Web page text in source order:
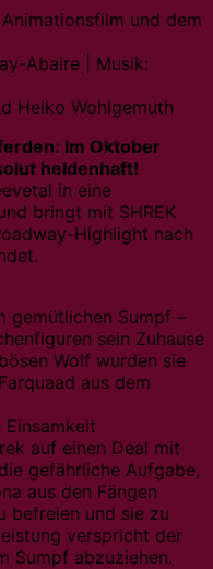
und dem
Abaire | Musik:
Heiko Wohlgemuth
Im Oktober
heldenhaft!
in eine
bringt mit SHREK
Highlight nach
gemütlichen Sumpf –
sein Zuhause
Wolf wurden sie
aus dem
auf einen Deal mit
gefährliche Aufgabe,
aus den Fängen
befreien und sie zu
verspricht der
Sumpf abzuziehen.